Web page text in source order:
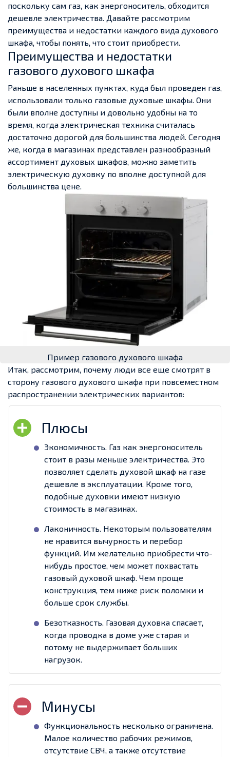
поскольку сам газ, как энергоноситель, обходится
дешевле электричества. Давайте рассмотрим
преимущества и недостатки каждого вида духового
шкафа, чтобы понять, что стоит приобрести.
Преимущества и недостатки
газового духового шкафа
Раньше в населенных пунктах, куда был проведен газ,
использовали только газовые духовые шкафы. Они
были вполне доступны и довольно удобны на то
время, когда электрическая техника считалась
достаточно дорогой для большинства людей. Сегодня
же, когда в магазинах представлен разнообразный
ассортимент духовых шкафов, можно заметить
электрическую духовку по вполне доступной для
большинства цене.
Пример газового духового шкафа
Итак, рассмотрим, почему люди все еще смотрят в
сторону газового духового шкафа при повсеместном
распространении электрических вариантов:
Экономичность. Газ как энергоноситель
стоит в разы меньше электричества. Это
позволяет сделать духовой шкаф на газе
дешевле в эксплуатации. Кроме того,
подобные духовки имеют низкую
стоимость в магазинах.
Лаконичность. Некоторым пользователям
не нравится вычурность и перебор
функций. Им желательно приобрести что-
нибудь простое, чем может похвастать
газовый духовой шкаф. Чем проще
конструкция, тем ниже риск поломки и
больше срок службы.
Безотказность. Газовая духовка спасает,
когда проводка в доме уже старая и
потому не выдерживает больших
нагрузок.
Функциональность несколько ограничена.
Малое количество рабочих режимов,
отсутствие СВЧ, а также отсутствие